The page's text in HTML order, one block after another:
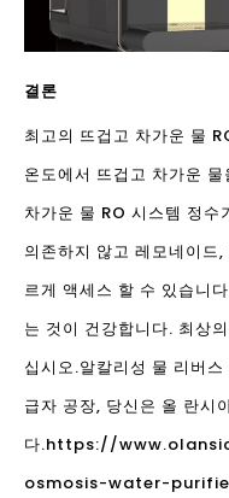
결론
최고의 뜨겁고 차가운 물
온도에서 뜨겁고 차가운
차가운 물 RO 시스템 정수
의존하지 않고 레모네이드
르게 액세스 할 수 있습니
는 것이 건강합니다. 최상
십시오.알칼리성 물 리버
급자 공장, 당신은 올 란시
다.https://
osmosis-water-